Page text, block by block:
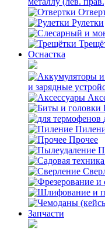
Рулетки
Оснастка
и зарядные
Прочее
Запчасти